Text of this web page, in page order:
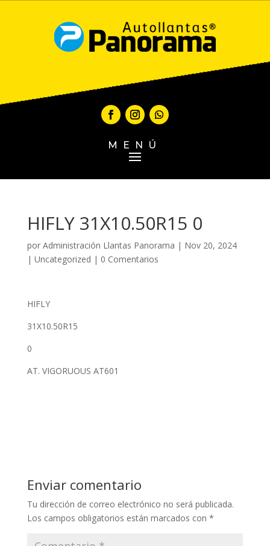
MENÚ
HIFLY 31X10.50R15 0
por Administración Llantas Panorama | Nov 20, 2024
| Uncategorized | 0 Comentarios
HIFLY
31X10.50R15
0
AT. VIGORUOUS AT601
Enviar comentario
Tu dirección de correo electrónico no será publicada.
Los campos obligatorios están marcados con *